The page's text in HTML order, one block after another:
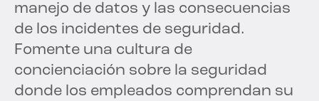
manejo de datos y las consecuencias
de los incidentes de seguridad.
Fomente una cultura de
concienciación sobre la seguridad
donde los empleados comprendan su